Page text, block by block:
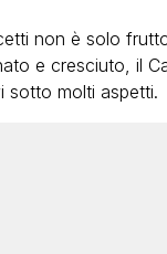
non è solo
e cresciuto, il
sotto molti aspetti.